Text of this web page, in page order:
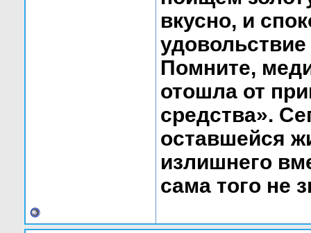
вкусно, и
Помните,
отошла от
средства».
оставшейся
излишнего
сама того не